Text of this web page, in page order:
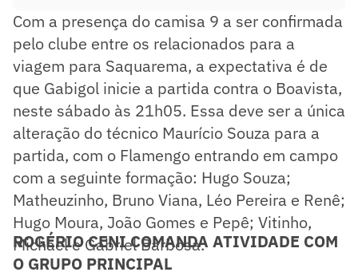
Com a presença do camisa 9 a ser confirmada
pelo clube entre os relacionados para a
viagem para Saquarema, a expectativa é de
que Gabigol inicie a partida contra o Boavista,
neste sábado às 21h05. Essa deve ser a única
alteração do técnico Maurício Souza para a
partida, com o Flamengo entrando em campo
com a seguinte formação: Hugo Souza;
Matheuzinho, Bruno Viana, Léo Pereira e Renê;
Hugo Moura, João Gomes e Pepê; Vitinho,
Michael e Gabriel Barbosa.
ROGÉRIO CENI COMANDA ATIVIDADE COM
O GRUPO PRINCIPAL